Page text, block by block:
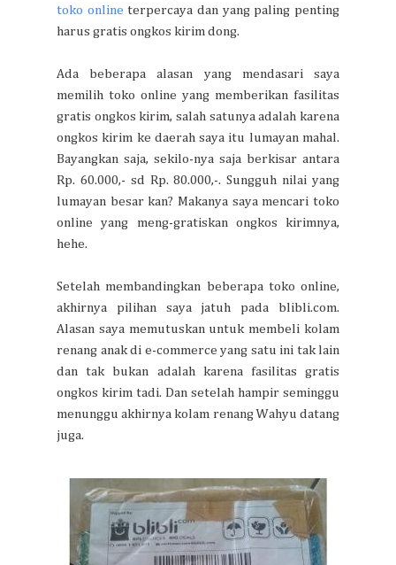
toko online terpercaya dan yang paling penting
harus gratis ongkos kirim dong.
Ada beberapa alasan yang mendasari saya
memilih toko online yang memberikan fasilitas
gratis ongkos kirim, salah satunya adalah karena
ongkos kirim ke daerah saya itu lumayan mahal.
Bayangkan saja, sekilo-nya saja berkisar antara
Rp. 60.000,- sd Rp. 80.000,-. Sungguh nilai yang
lumayan besar kan? Makanya saya mencari toko
online yang meng-gratiskan ongkos kirimnya,
hehe.
Setelah membandingkan beberapa toko online,
akhirnya pilihan saya jatuh pada blibli.com.
Alasan saya memutuskan untuk membeli kolam
renang anak di e-commerce yang satu ini tak lain
dan tak bukan adalah karena fasilitas gratis
ongkos kirim tadi. Dan setelah hampir seminggu
menunggu akhirnya kolam renang Wahyu datang
juga.